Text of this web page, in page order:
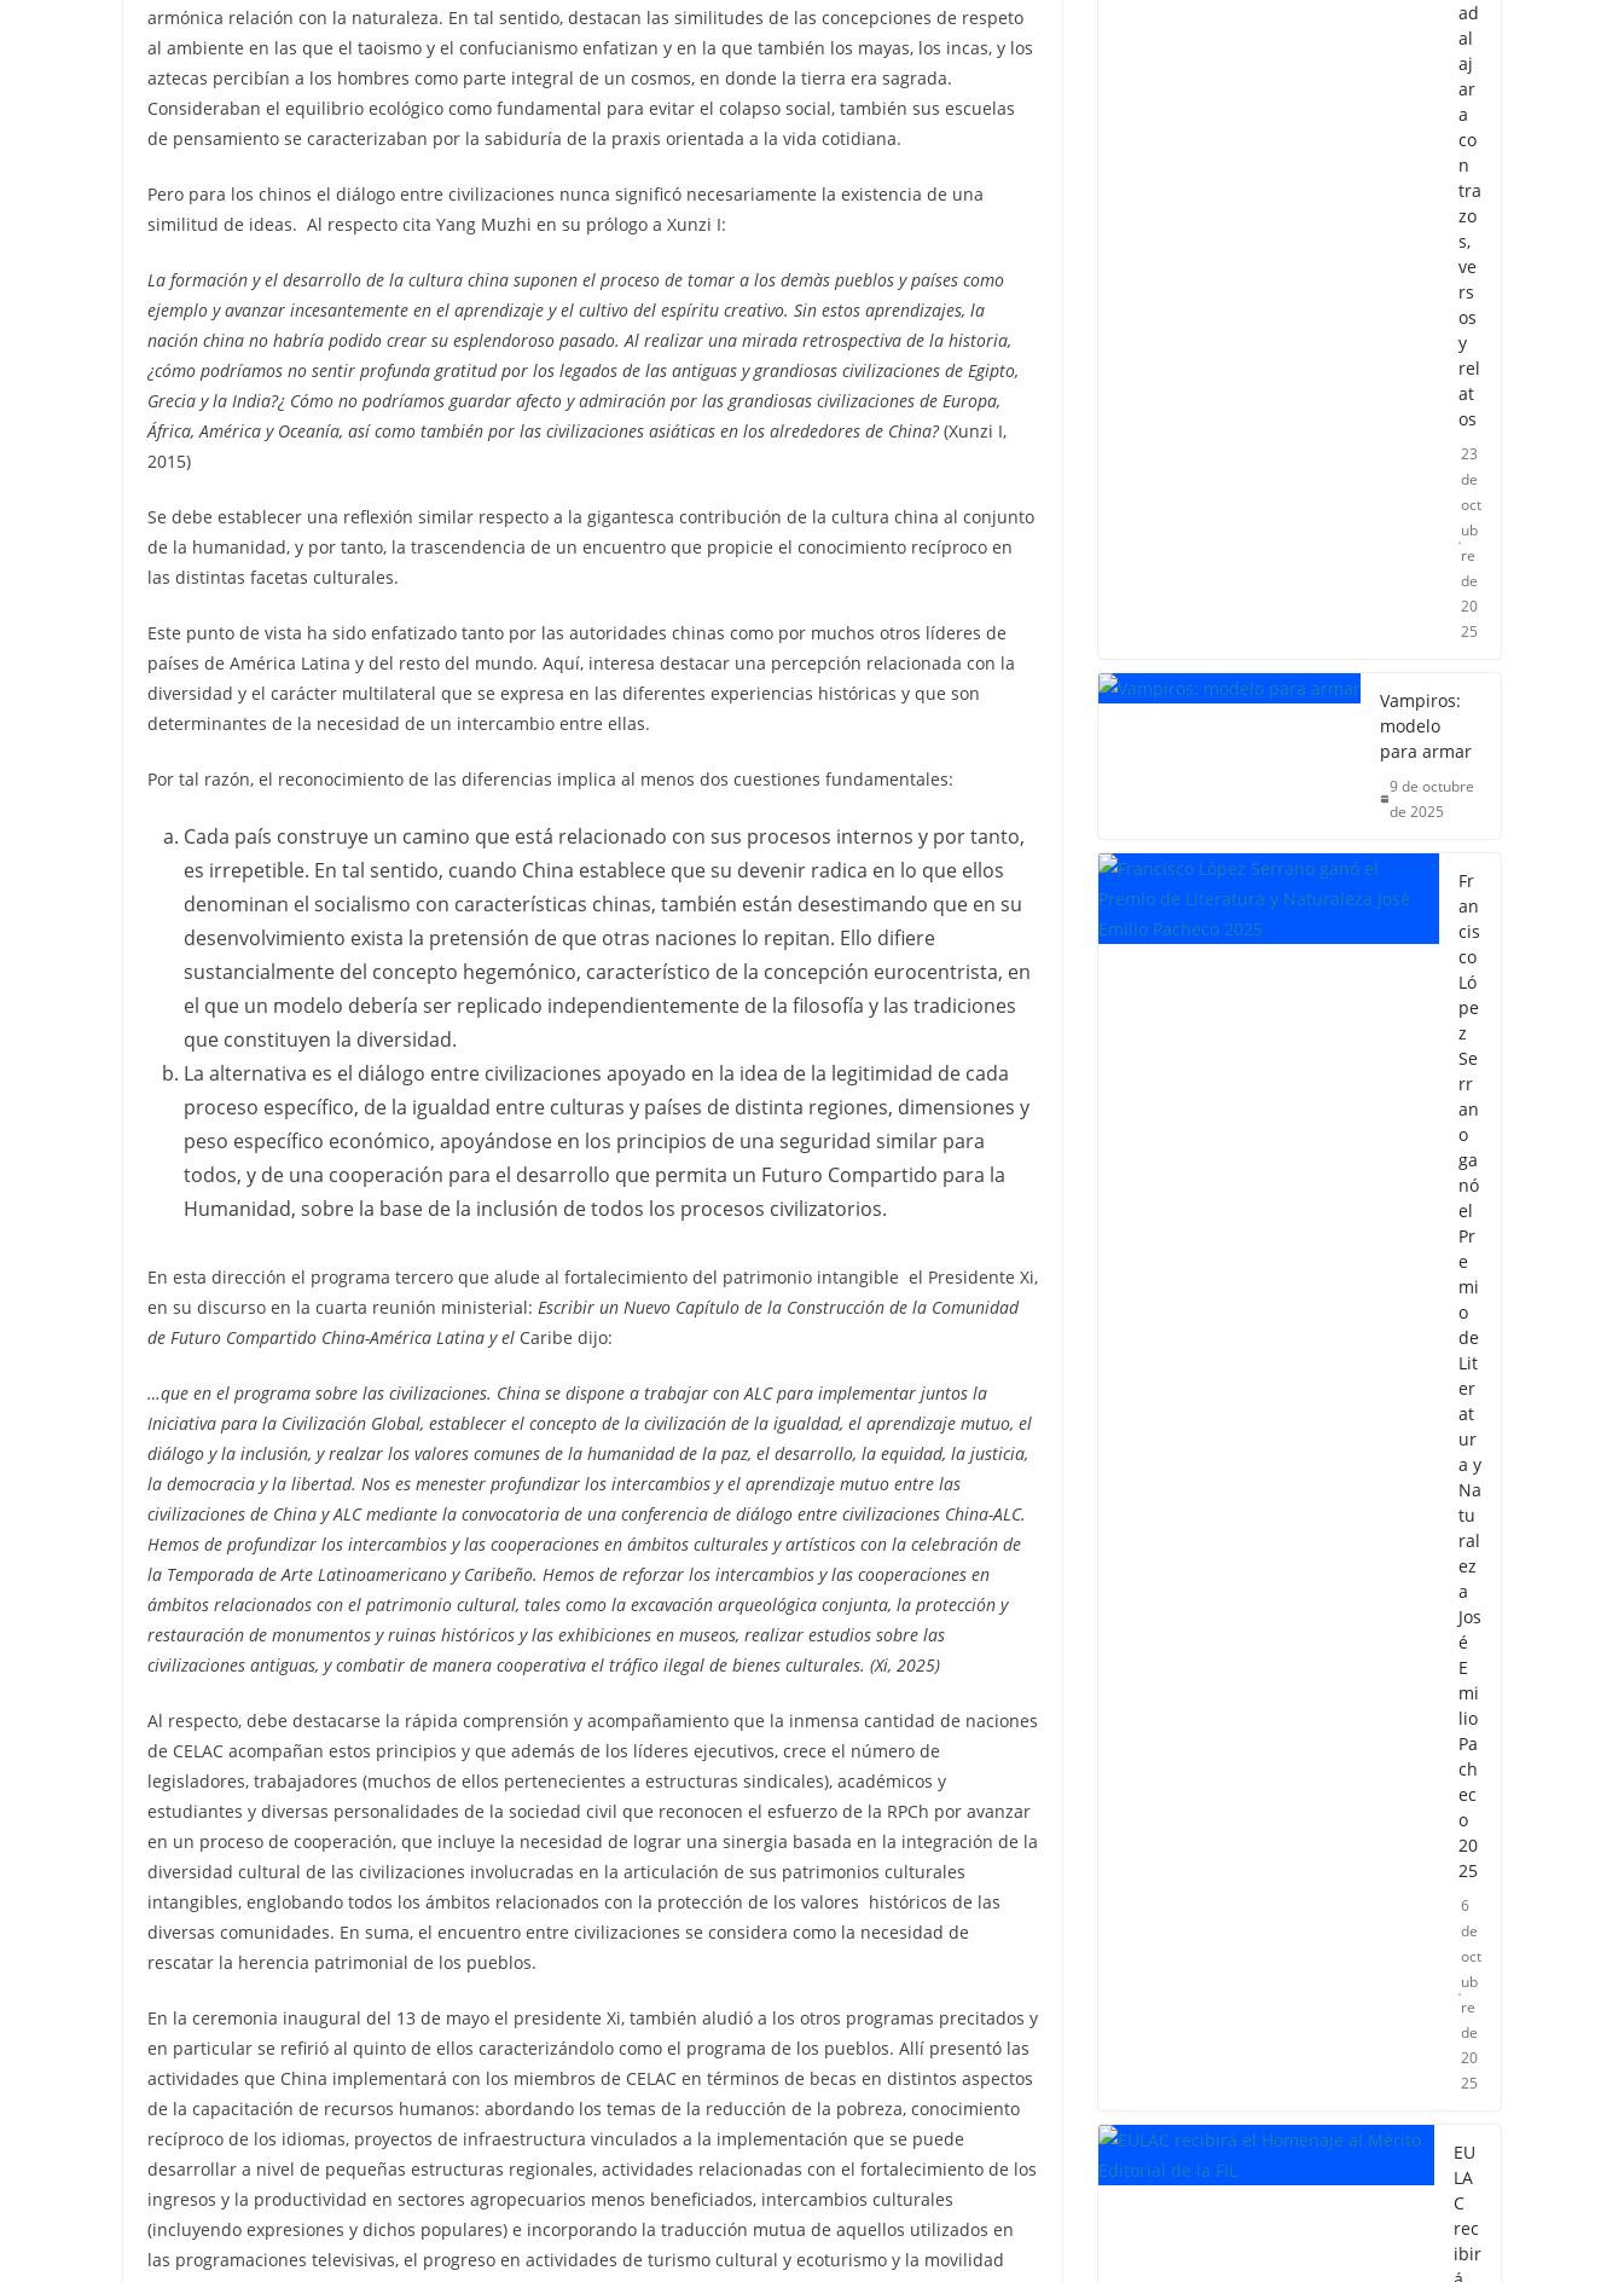
armónica relación con la naturaleza. En tal sentido, destacan las similitudes de las concepciones de respeto
al ambiente en las que el taoismo y el confucianismo enfatizan y en la que también los mayas, los incas, y los
aztecas percibían a los hombres como parte integral de un cosmos, en donde la tierra era sagrada.
Consideraban el equilibrio ecológico como fundamental para evitar el colapso social, también sus escuelas
de pensamiento se caracterizaban por la sabiduría de la praxis orientada a la vida cotidiana.
Pero para los chinos el diálogo entre civilizaciones nunca significó necesariamente la existencia de una
similitud de ideas. Al respecto cita Yang Muzhi en su prólogo a Xunzi I:
La formación y el desarrollo de la cultura china suponen el proceso de tomar a los demàs pueblos y países como
ejemplo y avanzar incesantemente en el aprendizaje y el cultivo del espíritu creativo. Sin estos aprendizajes, la
nación china no habría podido crear su esplendoroso pasado. Al realizar una mirada retrospectiva de la historia,
¿cómo podríamos no sentir profunda gratitud por los legados de las antiguas y grandiosas civilizaciones de Egipto,
Grecia y la India?¿ Cómo no podríamos guardar afecto y admiración por las grandiosas civilizaciones de Europa,
África, América y Oceanía, así como también por las civilizaciones asiáticas en los alrededores de China?(Xunzi I,
2015)
Se debe establecer una reflexión similar respecto a la gigantesca contribución de la cultura china al conjunto
de la humanidad, y por tanto, la trascendencia de un encuentro que propicie el conocimiento recíproco en
las distintas facetas culturales.
Este punto de vista ha sido enfatizado tanto por las autoridades chinas como por muchos otros líderes de
países de América Latina y del resto del mundo. Aquí, interesa destacar una percepción relacionada con la
diversidad y el carácter multilateral que se expresa en las diferentes experiencias históricas y que son
determinantes de la necesidad de un intercambio entre ellas.
Por tal razón, el reconocimiento de las diferencias implica al menos dos cuestiones fundamentales:
Cada país construye un camino que está relacionado con sus procesos internos y por tanto,
es irrepetible. En tal sentido, cuando China establece que su devenir radica en lo que ellos
denominan el socialismo con características chinas, también están desestimando que en su
desenvolvimiento exista la pretensión de que otras naciones lo repitan. Ello difiere
sustancialmente del concepto hegemónico, característico de la concepción eurocentrista, en
el que un modelo debería ser replicado independientemente de la filosofía y las tradiciones
que constituyen la diversidad.
La alternativa es el diálogo entre civilizaciones apoyado en la idea de la legitimidad de cada
proceso específico, de la igualdad entre culturas y países de distinta regiones, dimensiones y
peso específico económico, apoyándose en los principios de una seguridad similar para
todos, y de una cooperación para el desarrollo que permita un Futuro Compartido para la
Humanidad, sobre la base de la inclusión de todos los procesos civilizatorios.
En esta dirección el programa tercero que alude al fortalecimiento del patrimonio intangible el Presidente Xi,
en su discurso en la cuarta reunión ministerial: Escribir un Nuevo Capítulo de la Construcción de la Comunidad
de Futuro Compartido China-América Latina y el Caribe dijo:
…que en el programa sobre las civilizaciones. China se dispone a trabajar con ALC para implementar juntos la
Iniciativa para la Civilización Global, establecer el concepto de la civilización de la igualdad, el aprendizaje mutuo, el
diálogo y la inclusión, y realzar los valores comunes de la humanidad de la paz, el desarrollo, la equidad, la justicia,
la democracia y la libertad. Nos es menester profundizar los intercambios y el aprendizaje mutuo entre las
civilizaciones de China y ALC mediante la convocatoria de una conferencia de diálogo entre civilizaciones China-ALC.
Hemos de profundizar los intercambios y las cooperaciones en ámbitos culturales y artísticos con la celebración de
la Temporada de Arte Latinoamericano y Caribeño. Hemos de reforzar los intercambios y las cooperaciones en
ámbitos relacionados con el patrimonio cultural, tales como la excavación arqueológica conjunta, la protección y
restauración de monumentos y ruinas históricos y las exhibiciones en museos, realizar estudios sobre las
civilizaciones antiguas, y combatir de manera cooperativa el tráfico ilegal de bienes culturales. (Xi, 2025)
Al respecto, debe destacarse la rápida comprensión y acompañamiento que la inmensa cantidad de naciones
de CELAC acompañan estos principios y que además de los líderes ejecutivos, crece el número de
legisladores, trabajadores (muchos de ellos pertenecientes a estructuras sindicales), académicos y
estudiantes y diversas personalidades de la sociedad civil que reconocen el esfuerzo de la RPCh por avanzar
en un proceso de cooperación, que incluye la necesidad de lograr una sinergia basada en la integración de la
diversidad cultural de las civilizaciones involucradas en la articulación de sus patrimonios culturales
intangibles, englobando todos los ámbitos relacionados con la protección de los valores históricos de las
diversas comunidades. En suma, el encuentro entre civilizaciones se considera como la necesidad de
rescatar la herencia patrimonial de los pueblos.
En la ceremonia inaugural del 13 de mayo el presidente Xi, también aludió a los otros programas precitados y
en particular se refirió al quinto de ellos caracterizándolo como el programa de los pueblos. Allí presentó las
actividades que China implementará con los miembros de CELAC en términos de becas en distintos aspectos
de la capacitación de recursos humanos: abordando los temas de la reducción de la pobreza, conocimiento
recíproco de los idiomas, proyectos de infraestructura vinculados a la implementación que se puede
desarrollar a nivel de pequeñas estructuras regionales, actividades relacionadas con el fortalecimiento de los
ingresos y la productividad en sectores agropecuarios menos beneficiados, intercambios culturales
(incluyendo expresiones y dichos populares) e incorporando la traducción mutua de aquellos utilizados en
las programaciones televisivas, el progreso en actividades de turismo cultural y ecoturismo y la movilidad
ad
al
aj
ar
a
co
n
tra
zo
s,
ve
rs
os
y
rel
at
os
23
de
oct
ub
re
de
20
25
Vampiros:
modelo
para armar
9 de octubre
de 2025
Fr
an
cis
co
Ló
pe
z
Se
rr
an
o
ga
nó
el
Pr
e
mi
o
de
Lit
er
at
ur
a y
Na
tu
ral
ez
a
Jos
é
E
mi
lio
Pa
ch
ec
o
20
25
6
de
oct
ub
re
de
20
25
EU
LA
C
rec
ibir